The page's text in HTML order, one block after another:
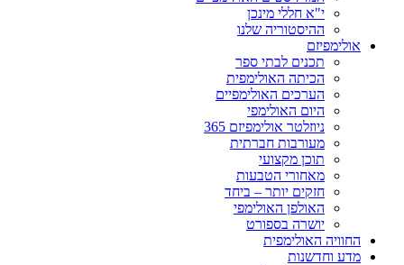
י"א חללי מינכן
ההיסטוריה שלנו
אולימפיזם
תכנים לבתי ספר
הכיתה האולימפית
הערכים האולימפיים
היום האולימפי
ניוזלטר אולימפיזם 365
מעורבות חברתית
תוכן מקצועי
מאחורי הטבעות
חזקים יותר – ביחד
האולפן האולימפי
יושרה בספורט
החוויה האולימפית
מדע וחדשנות